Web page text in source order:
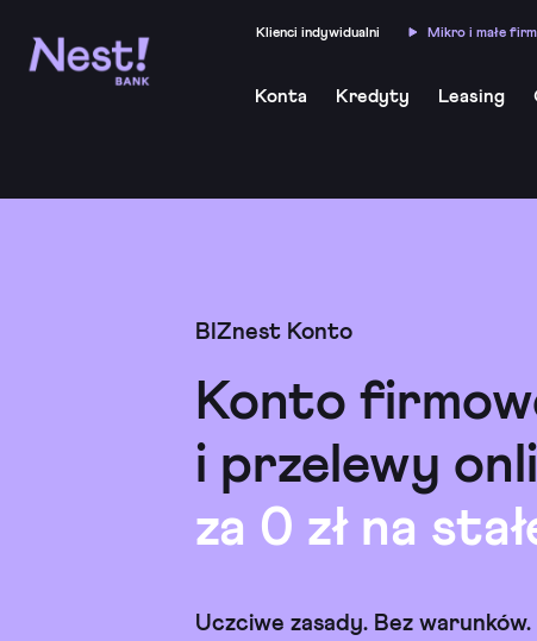
Klienci indywidualni Mikro i małe
Konta Kredyty Leasing
BIZnest Konto
Konto
i przelewy
za 0 zł na
Uczciwe zasady. Bez warunków.